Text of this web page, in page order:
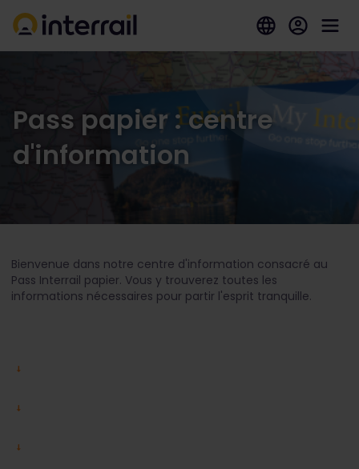
Pass papier : centre
d'information
Bienvenue dans notre centre d'information consacré au
Pass Interrail papier. Vous y trouverez toutes les
informations nécessaires pour partir l'esprit tranquille.